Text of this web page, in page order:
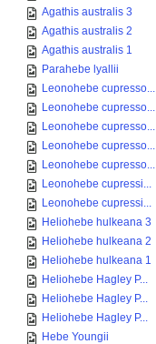
Agathis australis 3
Agathis australis 2
Agathis australis 1
Parahebe lyallii
Leonohebe cupresso...
Leonohebe cupresso...
Leonohebe cupresso...
Leonohebe cupresso...
Leonohebe cupresso...
Leonohebe cupressi...
Leonohebe cupressi...
Heliohebe hulkeana 3
Heliohebe hulkeana 2
Heliohebe hulkeana 1
Heliohebe Hagley P...
Heliohebe Hagley P...
Heliohebe Hagley P...
Hebe Youngii